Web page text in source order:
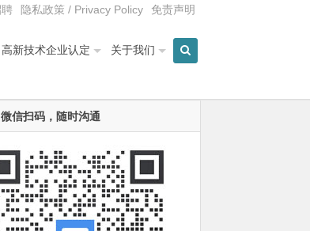
聘 隐私政策 / Privacy Policy 免责声明
高新技术企业认定 关于我们
微信扫码，随时沟通